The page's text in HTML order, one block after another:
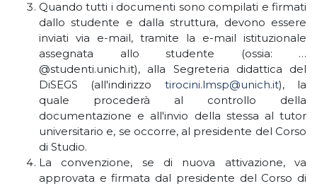
Quando tutti i documenti sono compilati e firmati
dallo studente e dalla struttura, devono essere
inviati via e-mail, tramite la e-mail istituzionale
assegnata allo studente (ossia: …
@studenti.unich.it), alla Segreteria didattica del
DiSEGS (all'indirizzo tirocini.lmsp@unich.it), la
quale procederà al controllo della
documentazione e all'invio della stessa al tutor
universitario e, se occorre, al presidente del Corso
di Studio.
La convenzione, se di nuova attivazione, va
approvata e firmata dal presidente del Corso di